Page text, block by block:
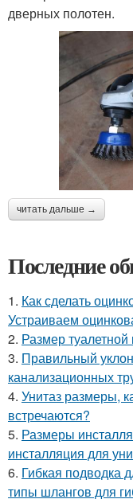
дверных полотен.
читать дальше →
Последние
1. Как сделать
Устраиваем
2. Размер
3. Правильный
канализационных
4. Унитаз размеры,
встречаются?
5. Размеры
инсталляция для
6. Гибкая подводка
типы шлангов для